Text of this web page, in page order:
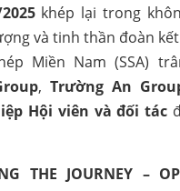
khép lại trong
và tinh thần đoàn
Miền Nam (SSA)
, Trường An
Hội viên và đối tác
THE JOURNEY –